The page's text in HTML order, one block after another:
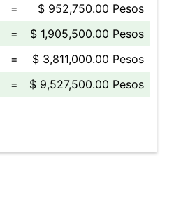
=
$ 952,750.00 Pesos
=
$ 1,905,500.00 Pesos
=
$ 3,811,000.00 Pesos
= $ 9,527,500.00 Pesos